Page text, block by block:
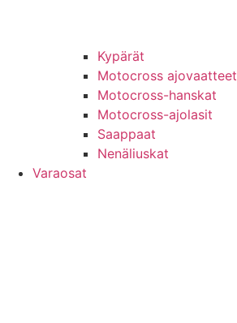
Kypärät
Motocross ajovaatteet
Motocross-hanskat
Motocross-ajolasit
Saappaat
Nenäliuskat
Varaosat